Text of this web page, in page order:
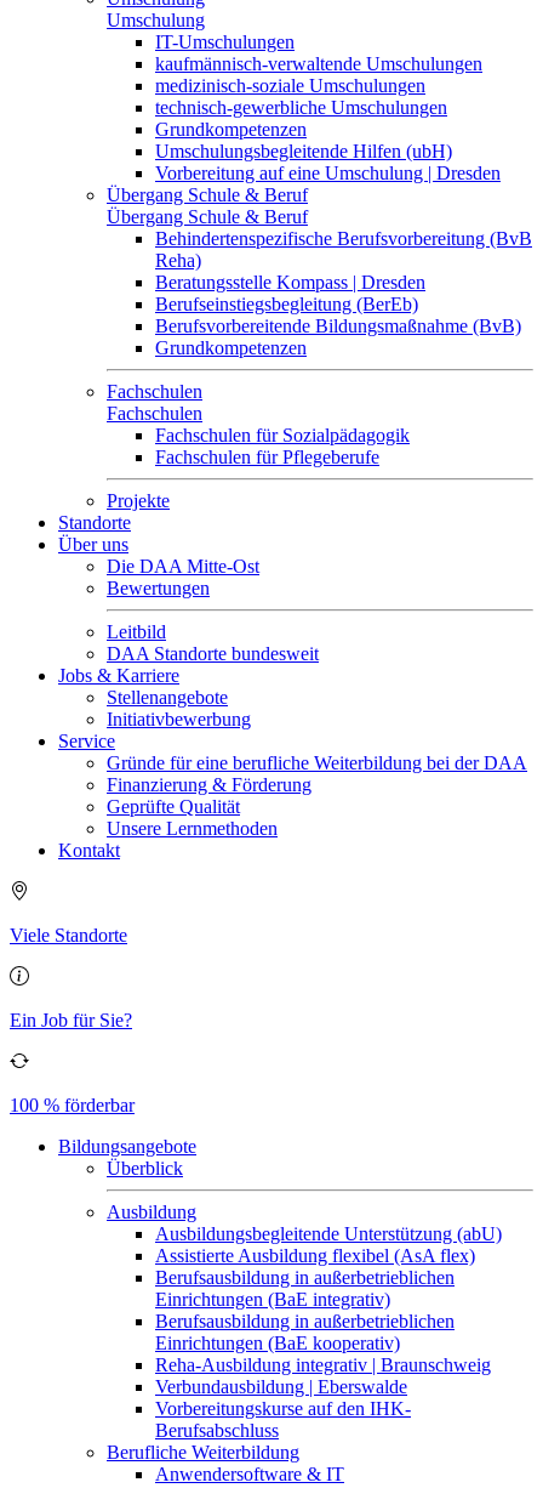
Umschulung
IT-Umschulungen
kaufmännisch-verwaltende Umschulungen
medizinisch-soziale Umschulungen
technisch-gewerbliche Umschulungen
Grundkompetenzen
Umschulungsbegleitende Hilfen (ubH)
Vorbereitung auf eine Umschulung | Dresden
Übergang Schule & Beruf
Übergang Schule & Beruf
Behindertenspezifische Berufsvorbereitung (BvB
Reha)
Beratungsstelle Kompass | Dresden
Berufseinstiegsbegleitung (BerEb)
Berufsvorbereitende Bildungsmaßnahme (BvB)
Grundkompetenzen
Fachschulen
Fachschulen
Fachschulen für Sozialpädagogik
Fachschulen für Pflegeberufe
Projekte
Standorte
Über uns
Die DAA Mitte-Ost
Bewertungen
Leitbild
DAA Standorte bundesweit
Jobs & Karriere
Stellenangebote
Initiativbewerbung
Service
Gründe für eine berufliche Weiterbildung bei der DAA
Finanzierung & Förderung
Geprüfte Qualität
Unsere Lernmethoden
Kontakt
Viele Standorte
Ein Job für Sie?
100 % förderbar
Bildungsangebote
Überblick
Ausbildung
Ausbildungsbegleitende Unterstützung (abU)
Assistierte Ausbildung flexibel (AsA flex)
Berufsausbildung in außerbetrieblichen
Einrichtungen (BaE integrativ)
Berufsausbildung in außerbetrieblichen
Einrichtungen (BaE kooperativ)
Reha-Ausbildung integrativ | Braunschweig
Verbundausbildung | Eberswalde
Vorbereitungskurse auf den IHK-
Berufsabschluss
Berufliche Weiterbildung
Anwendersoftware & IT